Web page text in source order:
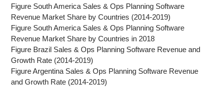
Figure South America Sales & Ops Planning Software
Revenue Market Share by Countries (2014-2019)
Figure South America Sales & Ops Planning Software
Revenue Market Share by Countries in 2018
Figure Brazil Sales & Ops Planning Software Revenue and
Growth Rate (2014-2019)
Figure Argentina Sales & Ops Planning Software Revenue
and Growth Rate (2014-2019)